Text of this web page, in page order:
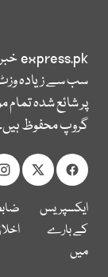
express.pk
سب سے زیادہ
پر شائع شدہ
گروپ محفوظ
ایکسپریس
کے بارے
میں